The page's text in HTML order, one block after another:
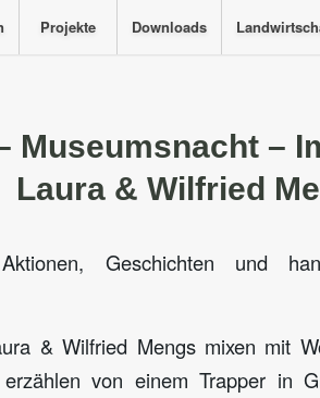
Projekte Downloads
Museumsnacht –
Laura & Wilfried
Aktionen, Geschichten und
& Wilfried Mengs mixen mit
von einem Trapper in